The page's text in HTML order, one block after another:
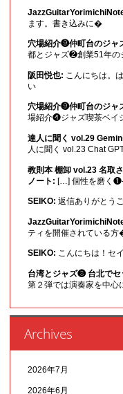
ます。書き込みに�
穴場紹介❾仲町台のジャ
都とジャズ❷創業51年の
阪田悦也: こんにちは。
い
穴場紹介❾仲町台のジャ
場紹介❹ジャズ喫茶ベイ
達人に聞く vol.29
人に聞く vol.23 Chat
教則本 棚卸 vol.23 名取
ノート: […] 個性を磨く❶-
SEIKO: 返信ありがとう
ティを開催されている
SEIKO: こんにちは！セ
台湾とジャズ❸ 台北でセ
第２弾では演奏家を中
Archives
2026年7月
2026年6月